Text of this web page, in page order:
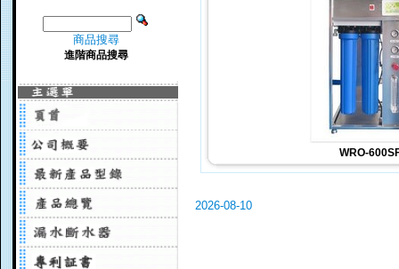
商品搜尋
進階商品搜尋
WRO-
2026-08-10